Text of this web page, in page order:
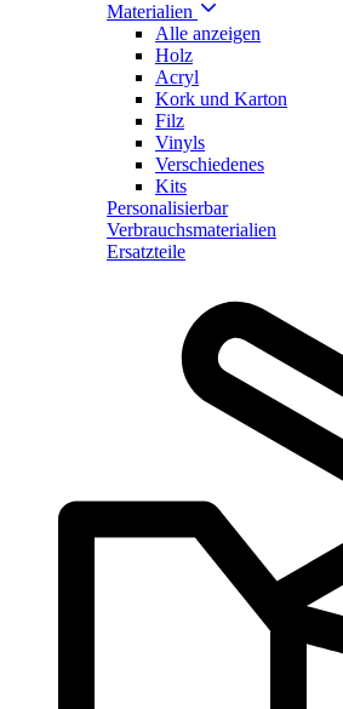
Materialien
Alle anzeigen
Holz
Acryl
Kork und Karton
Filz
Vinyls
Verschiedenes
Kits
Personalisierbar
Verbrauchsmaterialien
Ersatzteile